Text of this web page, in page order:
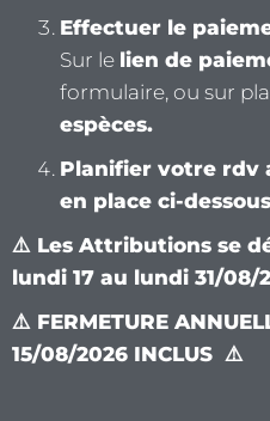
Effectuer le
Sur le lien de
formulaire, ou sur
espèces.
Planifier votre rdv
en place ci-
⚠️ Les Attributions se
lundi 17 au lundi 31/08/
⚠️ FERMETURE
15/08/2026 INCLUS ⚠️